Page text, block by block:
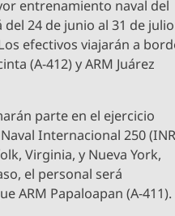
entrenamiento naval del
24 de junio al 31 de julio
efectivos viajarán a
(A-412) y ARM Juárez
parte en el ejercicio
Naval Internacional 250
Virginia, y Nueva York,
el personal será
ARM Papaloapan (A-411).